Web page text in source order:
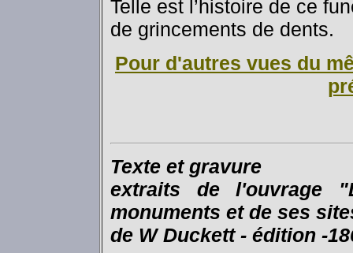
Telle est l’histoire de ce
de grincements de dents.
Pour d'autres vues du
Texte et gravure
extraits de l'ouvrage
monuments et de ses
de W Duckett - édition -